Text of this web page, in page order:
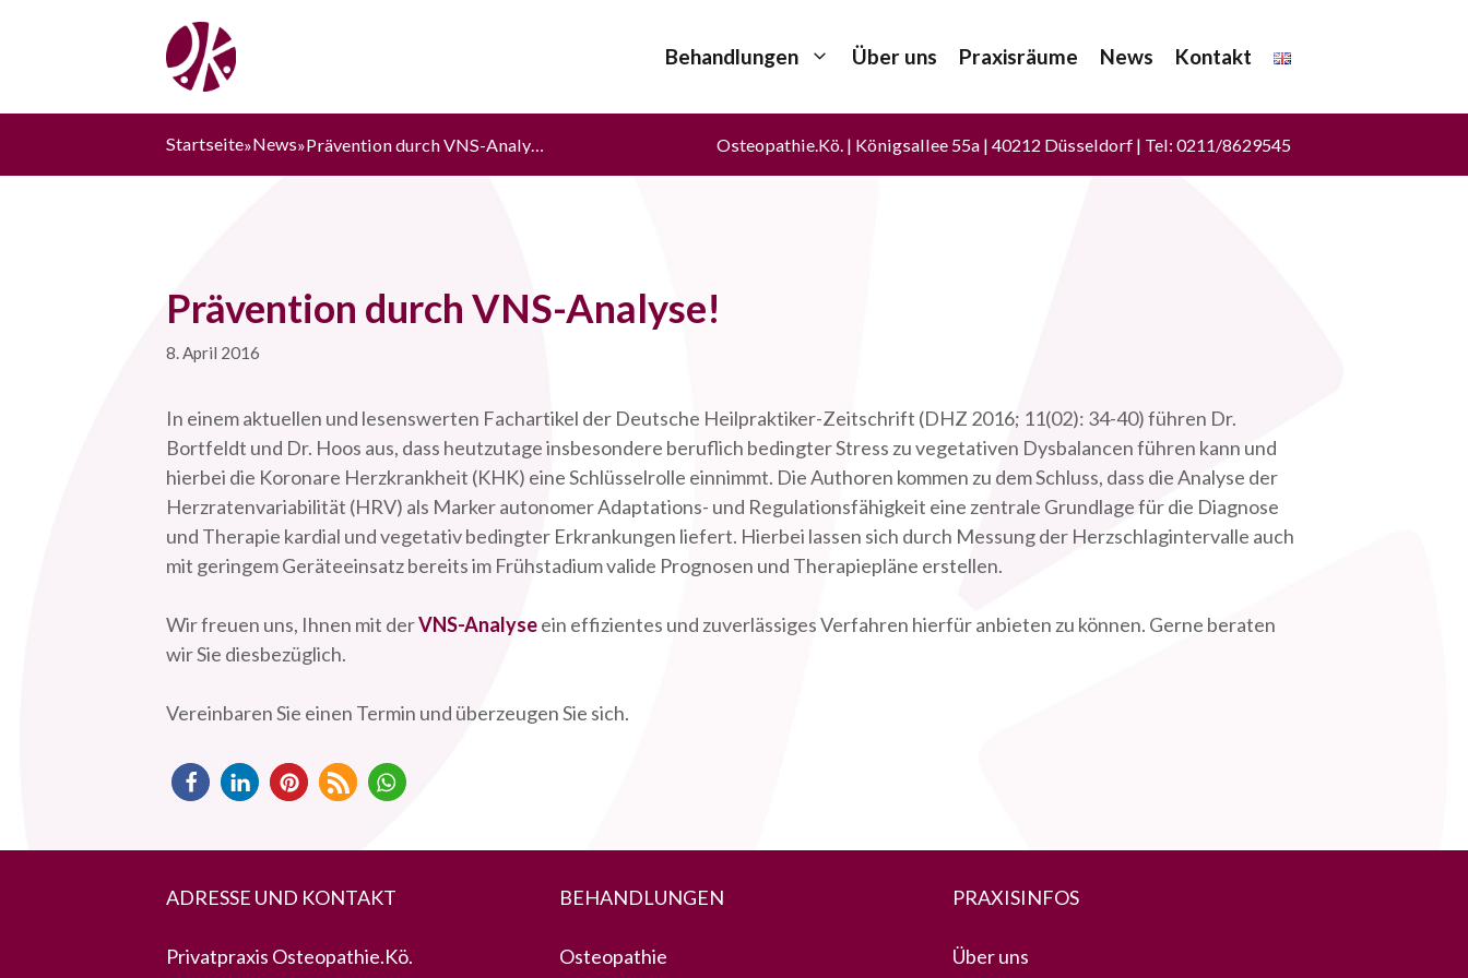
Behandlungen Über uns Praxisräume News Kontakt
Startseite»News» Prävention durch VNS-Analyse! Osteopathie.Kö. | Königsallee 55a | 40212 Düsseldorf | Tel: 0211/8629545
Prävention durch VNS-Analyse!
8. April 2016
In einem aktuellen und lesenswerten Fachartikel der Deutsche Heilpraktiker-Zeitschrift (DHZ 2016; 11(02): 34-40) führen Dr.
Bortfeldt und Dr. Hoos aus, dass heutzutage insbesondere beruflich bedingter Stress zu vegetativen Dysbalancen führen kann und
hierbei die Koronare Herzkrankheit (KHK) eine Schlüsselrolle einnimmt. Die Authoren kommen zu dem Schluss, dass die Analyse der
Herzratenvariabilität (HRV) als Marker autonomer Adaptations- und Regulationsfähigkeit eine zentrale Grundlage für die Diagnose
und Therapie kardial und vegetativ bedingter Erkrankungen liefert. Hierbei lassen sich durch Messung der Herzschlagintervalle auch
mit geringem Geräteeinsatz bereits im Frühstadium valide Prognosen und Therapiepläne erstellen.
Wir freuen uns, Ihnen mit derVNS-Analyseein effizientes und zuverlässiges Verfahren hierfür anbieten zu können. Gerne beraten
wir Sie diesbezüglich.
Vereinbaren Sie einen Termin und überzeugen Sie sich.
ADRESSE UND KONTAKT
Privatpraxis Osteopathie.Kö.
BEHANDLUNGEN
Osteopathie
PRAXISINFOS
Über uns